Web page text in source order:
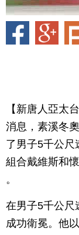
【新唐人亞太
消息，素溪冬
了男子5千公尺
組合戴維斯和
。
在男子5千公尺
成功衛冕。他